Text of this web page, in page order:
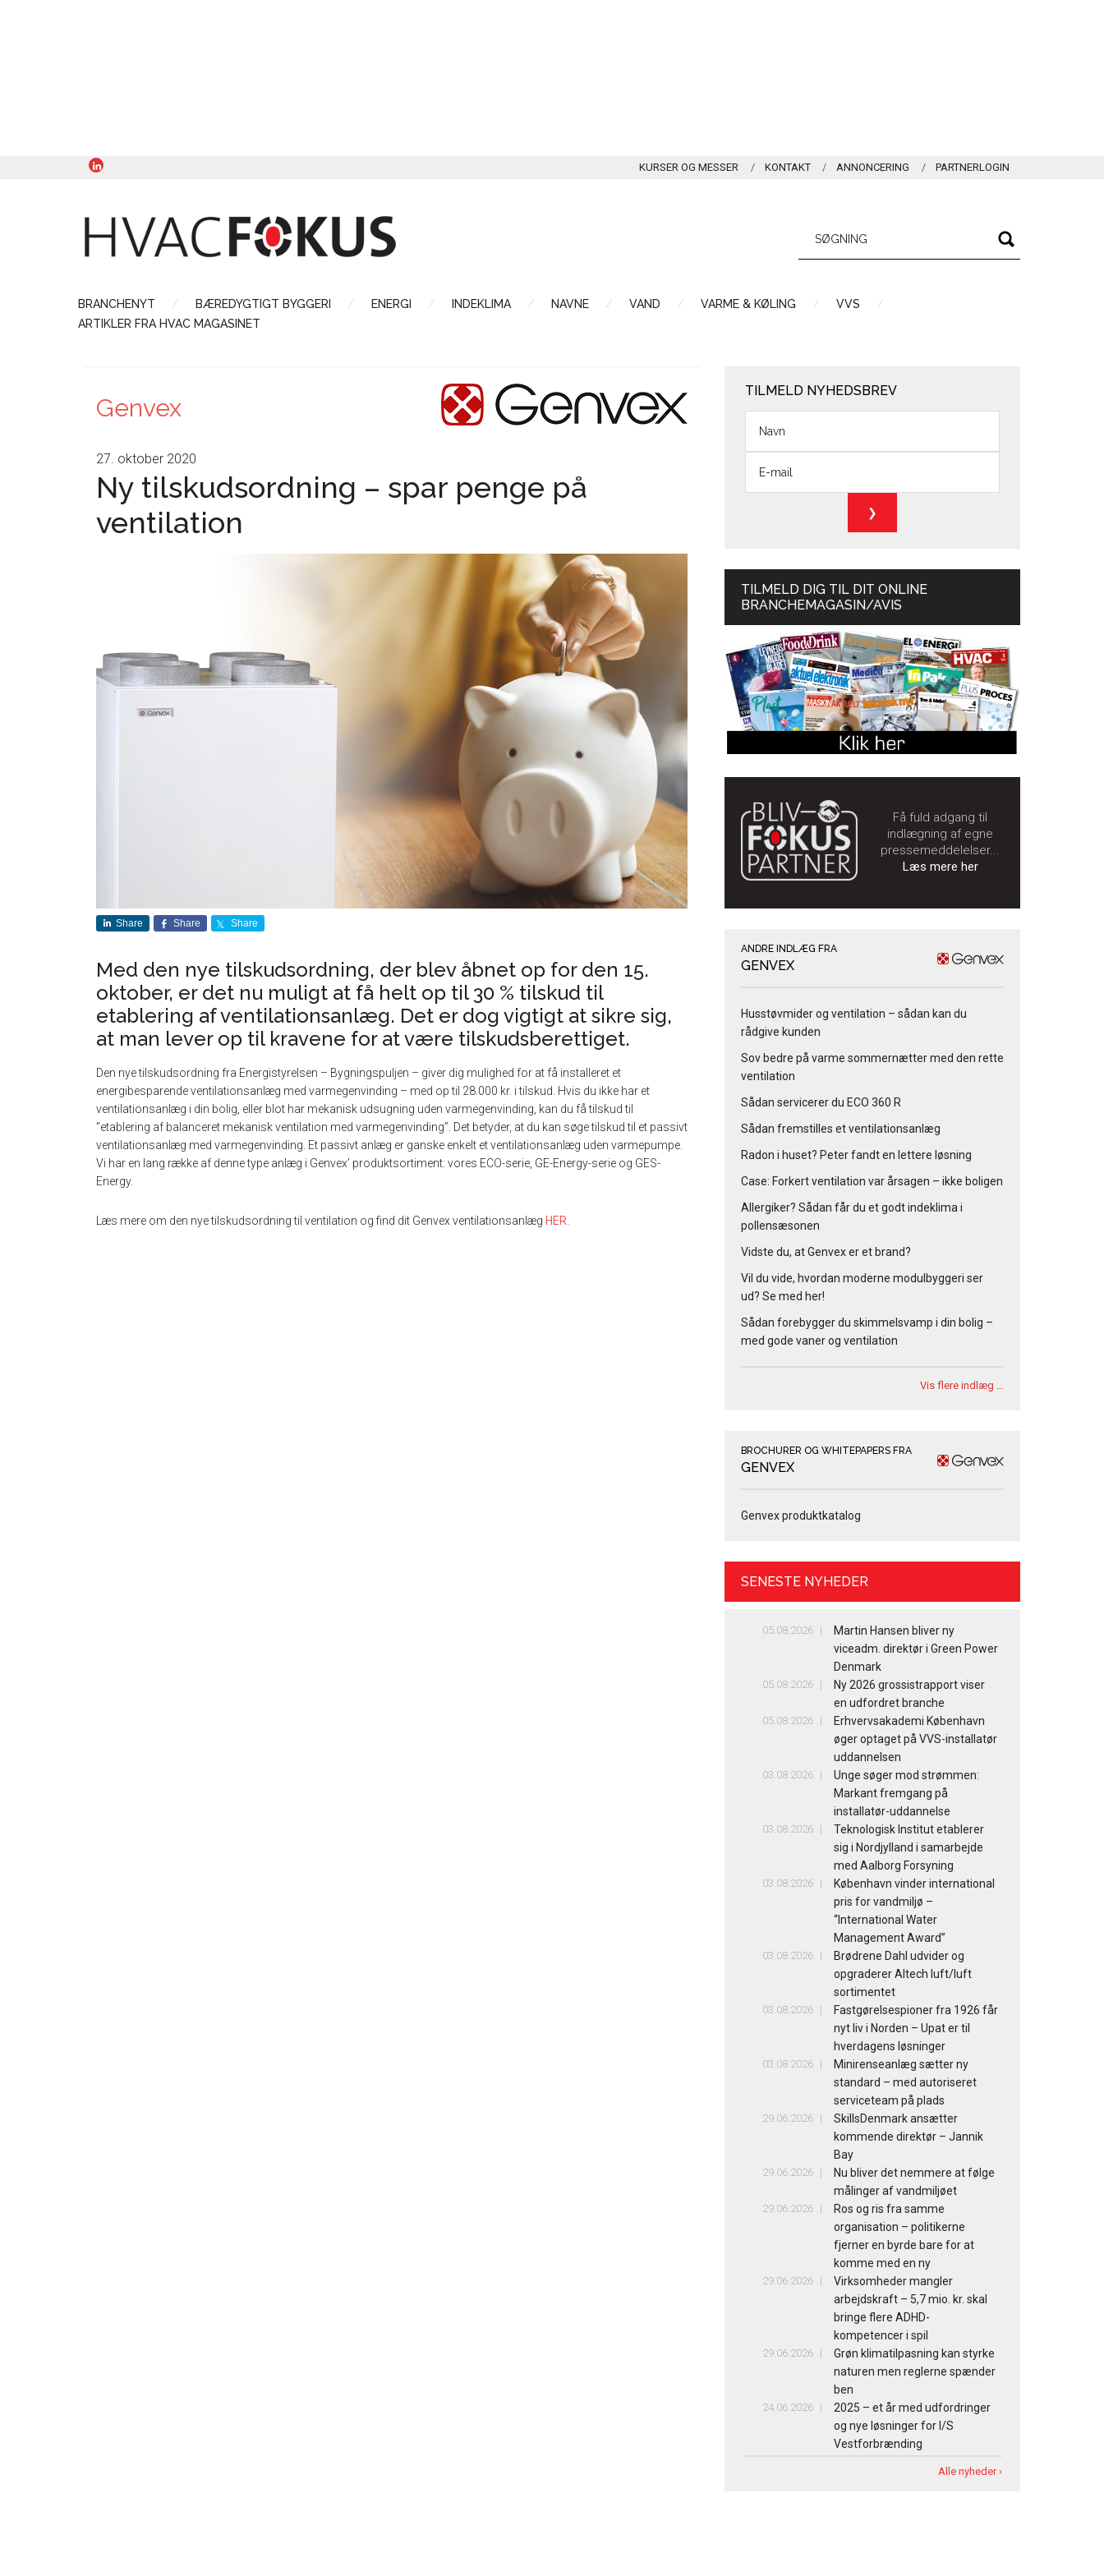
KURSER OG MESSER KONTAKT ANNONCERING PARTNERLOGIN
BRANCHENYT BÆREDYGTIGT BYGGERI ENERGI INDEKLIMA NAVNE VAND VARME & KØLING
VVS
ARTIKLER FRA HVAC MAGASINET
Genvex
27. oktober 2020
Ny tilskudsordning – spar penge på
ventilation
Share Share Share
Med den nye tilskudsordning, der blev åbnet op for den 15.
oktober, er det nu muligt at få helt op til 30 % tilskud til
etablering af ventilationsanlæg. Det er dog vigtigt at sikre sig,
at man lever op til kravene for at være tilskudsberettiget.
Den nye tilskudsordning fra Energistyrelsen – Bygningspuljen – giver dig mulighed for at få installeret et
energibesparende ventilationsanlæg med varmegenvinding – med op til 28.000 kr. i tilskud. Hvis du ikke har et
ventilationsanlæg i din bolig, eller blot har mekanisk udsugning uden varmegenvinding, kan du få tilskud til
”etablering af balanceret mekanisk ventilation med varmegenvinding”. Det betyder, at du kan søge tilskud til et passivt
ventilationsanlæg med varmegenvinding. Et passivt anlæg er ganske enkelt et ventilationsanlæg uden varmepumpe.
Vi har en lang række af denne type anlæg i Genvex’ produktsortiment: vores ECO-serie, GE-Energy-serie og GES-
Energy.
Læs mere om den nye tilskudsordning til ventilation og find dit Genvex ventilationsanlæg HER
TILMELD NYHEDSBREV
TILMELD DIG TIL DIT ONLINE
BRANCHEMAGASIN/AVIS
Få fuld adgang til
indlægning af egne
pressemeddelelser...
Læs mere her
ANDRE INDLÆG FRA
GENVEX
Husstøvmider og ventilation – sådan kan du
rådgive kunden
Sov bedre på varme sommernætter med den rette
ventilation
Sådan servicerer du ECO 360 R
Sådan fremstilles et ventilationsanlæg
Radon i huset? Peter fandt en lettere løsning
Case: Forkert ventilation var årsagen – ikke boligen
Allergiker? Sådan får du et godt indeklima i
pollensæsonen
Vidste du, at Genvex er et brand?
Vil du vide, hvordan moderne modulbyggeri ser
ud? Se med her!
Sådan forebygger du skimmelsvamp i din bolig –
med gode vaner og ventilation
Vis flere indlæg …
BROCHURER OG WHITEPAPERS FRA
GENVEX
Genvex produktkatalog
SENESTE NYHEDER
05.08.2026
Martin Hansen bliver ny
viceadm. direktør i Green Power
Denmark
05.08.2026
Ny 2026 grossistrapport viser
en udfordret branche
05.08.2026
Erhvervsakademi København
øger optaget på VVS-installatør
uddannelsen
03.08.2026
Unge søger mod strømmen:
Markant fremgang på
installatør-uddannelse
03.08.2026
Teknologisk Institut etablerer
sig i Nordjylland i samarbejde
med Aalborg Forsyning
03.08.2026
København vinder international
pris for vandmiljø –
“International Water
Management Award”
03.08.2026
Brødrene Dahl udvider og
opgraderer Altech luft/luft
sortimentet
03.08.2026
Fastgørelsespioner fra 1926 får
nyt liv i Norden – Upat er til
hverdagens løsninger
03.08.2026
Minirenseanlæg sætter ny
standard – med autoriseret
serviceteam på plads
29.06.2026
SkillsDenmark ansætter
kommende direktør – Jannik
Bay
29.06.2026
Nu bliver det nemmere at følge
målinger af vandmiljøet
29.06.2026
Ros og ris fra samme
organisation – politikerne
fjerner en byrde bare for at
komme med en ny
29.06.2026
Virksomheder mangler
arbejdskraft – 5,7 mio. kr. skal
bringe flere ADHD-
kompetencer i spil
29.06.2026
Grøn klimatilpasning kan styrke
naturen men reglerne spænder
ben
24.06.2026
2025 – et år med udfordringer
og nye løsninger for I/S
Vestforbrænding
Alle nyheder ›